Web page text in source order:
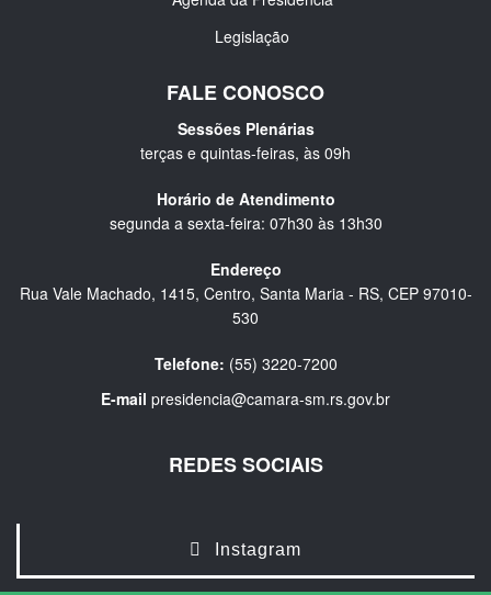
Legislação
FALE CONOSCO
Sessões Plenárias
terças e quintas-feiras, às 09h
Horário de Atendimento
segunda a sexta-feira: 07h30 às 13h30
Endereço
Rua Vale Machado, 1415, Centro, Santa Maria - RS, CEP 97010-
530
Telefone: (55) 3220-7200
E-mail presidencia@camara-sm.rs.gov.br
REDES SOCIAIS
Instagram